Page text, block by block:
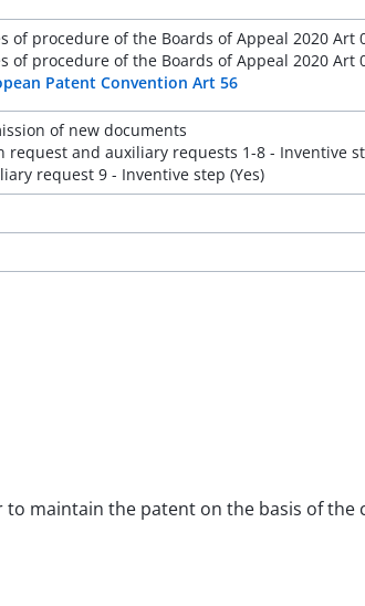
of procedure of the Boards of Appeal 2020 Art
of procedure of the Boards of Appeal 2020 Art
Patent Convention Art 56
of new documents
request and auxiliary requests 1-8 - Inventive
request 9 - Inventive step (Yes)
maintain the patent on the basis of the